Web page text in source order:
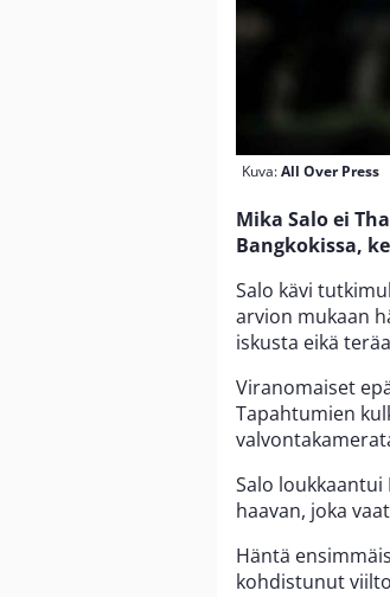
Kuva:All Over Press
Mika Salo ei
Bangkokissa,
Salo kävi
arvion mukaan
iskusta eikä
Viranomaiset
Tapahtumien
Salo loukkaantui
haavan, joka
Häntä
kohdistunut